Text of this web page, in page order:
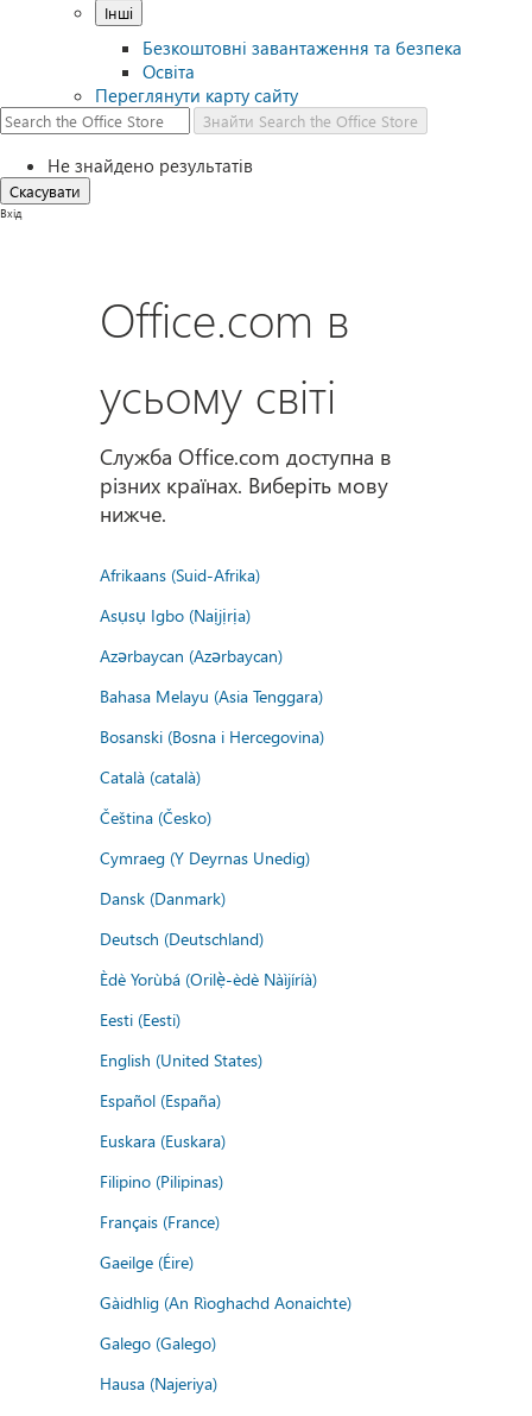
Інші
Безкоштовні завантаження та безпека
Освіта
Переглянути карту сайту
Знайти Search the Office Store
Не знайдено результатів
Скасувати
Вхід
Office.com в
усьому світі
Служба Office.com доступна в
різних країнах. Виберіть мову
нижче.
Afrikaans (Suid-Afrika)
Asụsụ Igbo (Naịjịrịa)
Azərbaycan (Azərbaycan)
Bahasa Melayu (Asia Tenggara)
Bosanski (Bosna i Hercegovina)
Català (català)
Čeština (Česko)
Cymraeg (Y Deyrnas Unedig)
Dansk (Danmark)
Deutsch (Deutschland)
Èdè Yorùbá (Orilẹ̀-èdè Nàìjíríà)
Eesti (Eesti)
English (United States)
Español (España)
Euskara (Euskara)
Filipino (Pilipinas)
Français (France)
Gaeilge (Éire)
Gàidhlig (An Rìoghachd Aonaichte)
Galego (Galego)
Hausa (Najeriya)